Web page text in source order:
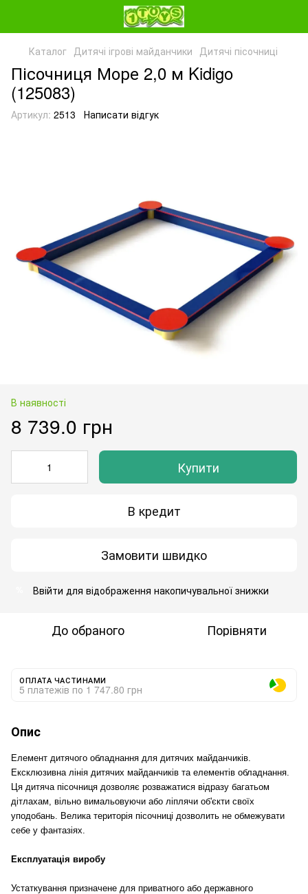
Каталог Дитячі ігрові майданчики Дитячі пісочниці
Пісочниця Море 2,0 м Kidigo
(125083)
Артикул: 2513 Написати відгук
В наявності
8 739.0 грн
Купити
В кредит
Замовити швидко
Ввійти для відображення накопичувальної знижки
До обраного Порівняти
ОПЛАТА ЧАСТИНАМИ
5 платежів по 1 747.80 грн
Опис
Елемент дитячого обладнання для дитячих майданчиків.
Ексклюзивна лінія дитячих майданчиків та елементів обладнання.
Ця дитяча пісочниця дозволяє розважатися відразу багатьом
дітлахам, вільно вимальовуючи або ліплячи об'єкти своїх
уподобань. Велика територія пісочниці дозволить не обмежувати
себе у фантазіях.
Експлуатація виробу
Устаткування призначене для приватного або державного